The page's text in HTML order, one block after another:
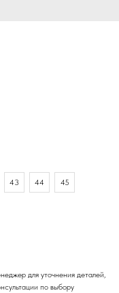
43 44 45
для уточнения деталей,
по выбору